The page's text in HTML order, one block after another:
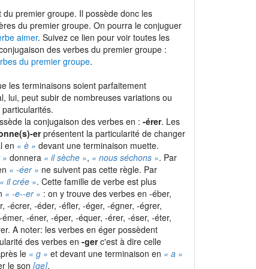
premier groupe. Il possède donc les
du premier groupe. On pourra le conjuguer
aimer. Suivez ce lien pour voir toutes les
des verbes du premier groupe :
du premier groupe.
les terminaisons soient parfaitement
lui, peut subir de nombreuses variations ou
la conjugaison des verbes en : -érer. Les
erprésentent la particularité de changer
en « è » devant une terminaison muette.
» donnera « il sèche », « nous séchons ». Par
« -éer » ne suivent pas cette règle. Par
« il crée ». Cette famille de verbe est plus
« -e--er » : on y trouve des verbes en -éber,
-écrer, -éder, -éfler, -éger, -égner, -égrer,
-éner, -éper, -équer, -érer, -éser, -éter,
A noter: les verbes en éger possèdent
des verbes en -gerc'est à dire celle
le « g » et devant une terminaison en « a »
le son [ge].